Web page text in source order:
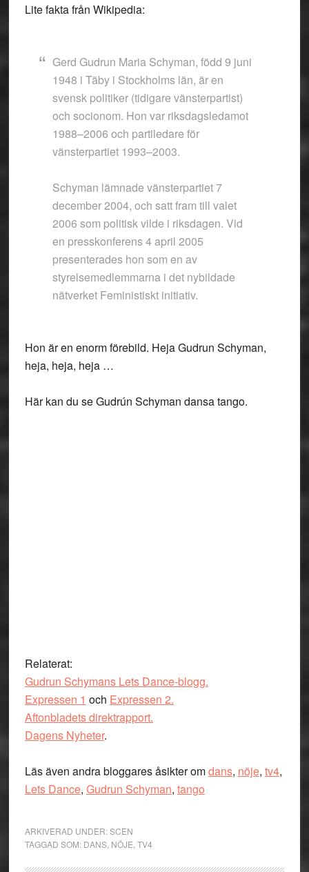
Lite fakta från Wikipedia:
Gerd Gudrun Maria Schyman, född 9 juni
1948 i Täby i Stockholms län, är en
svensk politiker (tidigare vänsterpartist)
och socionom. Hon var riksdagsledamot
1988–2006 och partiledare för
vänsterpartiet 1993–2003.
Schyman lämnade vänsterpartiet 7
december 2004, och satt fram till valet
2006 som politisk vilde i riksdagen. Vid
en presskonferens 4 april 2005
presenterades hon som en av
styrelsemedlemmarna i det nybildade
nätverket Feministiskt initiativ.
Hon är en enorm förebild. Heja Gudrun Schyman,
heja, heja, heja …
Här kan du se Gudrún Schyman dansa tango.
Relaterat:
Gudrun Schymans Lets Dance-blogg.
Expressen 1 och Expressen 2.
Aftonbladets direktrapport.
Dagens Nyheter.
Läs även andra bloggares åsikter omdans, nöje, tv4,
Lets Dance, Gudrun Schyman, tango
ARKIVERAD UNDER:SCEN
TAGGAD SOM: DANS, NÖJE TV4